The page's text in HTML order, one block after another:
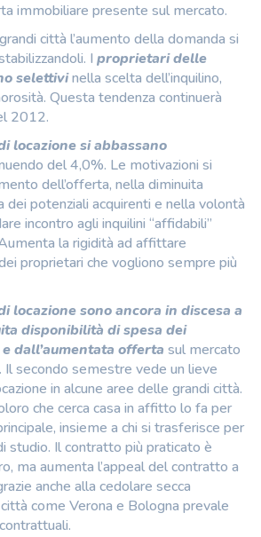
immobiliare presente sul mercato.
città l’aumento della domanda si
I proprietari delle
selettivinella scelta dell’inquilino,
Questa tendenza continuerà
2012.
locazione si abbassano
del 4,0%. Le motivazioni si
dell’offerta, nella diminuita
dei potenziali acquirenti e nella volontà
incontro agli inquilini “affidabili”
la rigidità ad affittare
proprietari che vogliono sempre più
locazione sono ancora in discesa a
disponibilità di spesa dei
dall’aumentata offerta sul mercato
secondo semestre vede un lieve
in alcune aree delle grandi città.
che cerca casa in affitto lo fa per
insieme a chi si trasferisce per
studio. Il contratto più praticato è
ma aumenta l’appeal del contratto a
anche alla cedolare secca
come Verona e Bologna prevale